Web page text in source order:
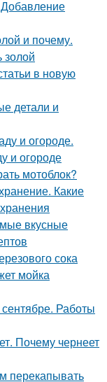
и почему.
золой
в новую
детали и
и огороде.
и огороде
мотоблок?
Какие
вкусные
сока
мойка
Работы
Почему чернеет
перекапывать